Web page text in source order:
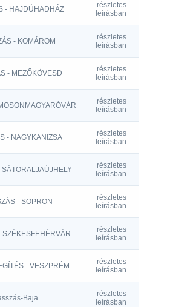
- HAJDÚHADHÁZ
részletes
leírásban
- KOMÁROM
részletes
leírásban
- MEZŐKÖVESD
részletes
leírásban
részletes
leírásban
- NAGYKANIZSA
részletes
leírásban
SÁTORALJAÚJHELY
részletes
leírásban
- SOPRON
részletes
leírásban
SZÉKESFEHÉRVÁR
részletes
leírásban
- VESZPRÉM
részletes
leírásban
Baja
részletes
leírásban